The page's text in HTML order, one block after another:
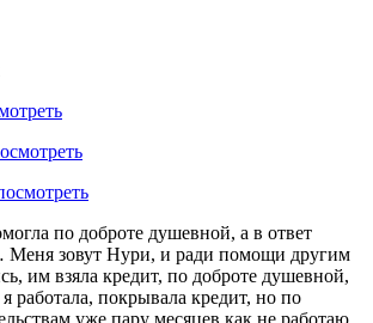
по доброте душевной, а в ответ
Меня зовут Нури, и ради помощи другим
им взяла кредит, по доброте душевной,
работала, покрывала кредит, но по
уже пару месяцев как не работаю,